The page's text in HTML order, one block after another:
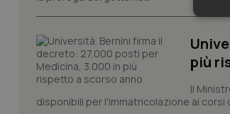
più
Il
disponibili per l'immatricolazione ai corsi